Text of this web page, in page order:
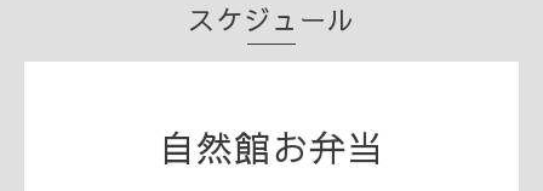
スケジュール
自然館お弁当